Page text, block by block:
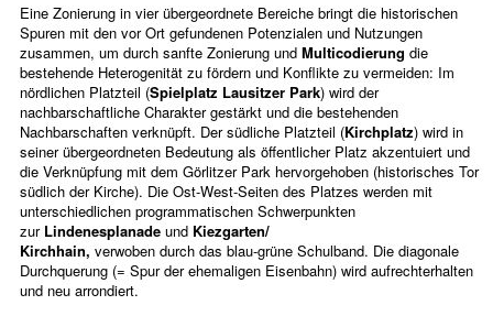
Eine Zonierung in vier übergeordnete Bereiche bringt die historischen
Spuren mit den vor Ort gefundenen Potenzialen und Nutzungen
zusammen, um durch sanfte Zonierung und Multicodierung die
bestehende Heterogenität zu fördern und Konflikte zu vermeiden: Im
nördlichen Platzteil (Spielplatz Lausitzer Park) wird der
nachbarschaftliche Charakter gestärkt und die bestehenden
Nachbarschaften verknüpft. Der südliche Platzteil (Kirchplatz) wird in
seiner übergeordneten Bedeutung als öffentlicher Platz akzentuiert und
die Verknüpfung mit dem Görlitzer Park hervorgehoben (historisches Tor
südlich der Kirche). Die Ost-West-Seiten des Platzes werden mit
unterschiedlichen programmatischen Schwerpunkten
zur Lindenesplanade und Kiezgarten/
Kirchhain, verwoben durch das blau-grüne Schulband. Die diagonale
Durchquerung (= Spur der ehemaligen Eisenbahn) wird aufrechterhalten
und neu arrondiert.